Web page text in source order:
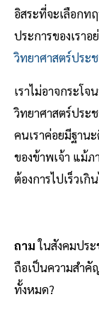
อิสระที่จะเลือก
ประการของเรา
วิทยาศาสตร์ประ
เราไม่อาจกระโ
วิทยาศาสตร์ประ
คนเราค่อยมีฐาน
ของข้าพเจ้า แม้ภ
ต้องการไปเร็วเ
ถามในสังคมปร
ถือเป็นความสําคั
ทั้งหมด?